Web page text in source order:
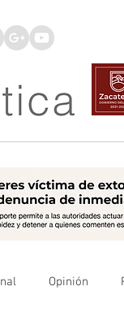
Opinión